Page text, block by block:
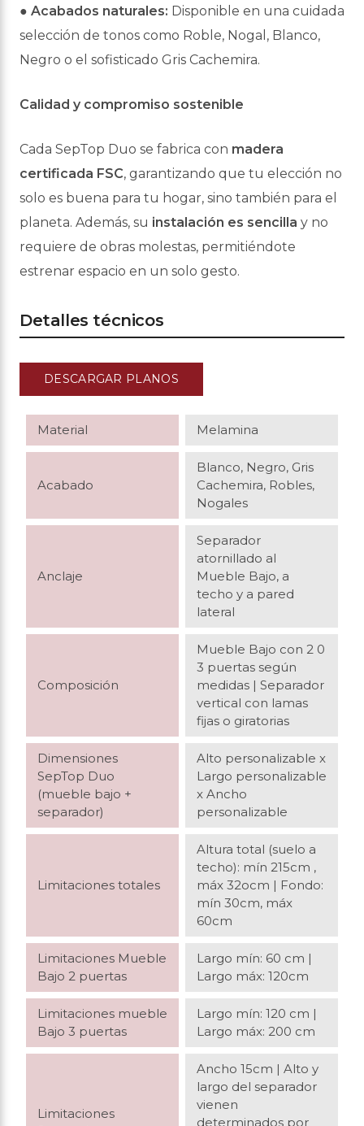
● Acabados naturales: Disponible en una cuidada
selección de tonos como Roble, Nogal, Blanco,
Negro o el sofisticado Gris Cachemira.
Calidad y compromiso sostenible
Cada SepTop Duo se fabrica con madera
certificada FSC, garantizando que tu elección no
solo es buena para tu hogar, sino también para el
planeta. Además, su instalación es sencilla y no
requiere de obras molestas, permitiéndote
estrenar espacio en un solo gesto.
Detalles técnicos
DESCARGAR PLANOS
Material Melamina
Acabado
Blanco, Negro, Gris
Cachemira, Robles,
Nogales
Anclaje
Separador
atornillado al
Mueble Bajo, a
techo y a pared
lateral
Composición
Mueble Bajo con 2 0
3 puertas según
medidas | Separador
vertical con lamas
fijas o giratorias
Dimensiones
SepTop Duo
(mueble bajo +
separador)
Alto personalizable x
Largo personalizable
x Ancho
personalizable
Limitaciones totales
Altura total (suelo a
techo): mín 215cm ,
máx 32ocm | Fondo:
mín 30cm, máx
60cm
Limitaciones Mueble
Bajo 2 puertas
Largo mín: 60 cm |
Largo máx: 120cm
Limitaciones mueble
Bajo 3 puertas
Largo mín: 120 cm |
Largo máx: 200 cm
Limitaciones
Ancho 15cm | Alto y
largo del separador
vienen
determinados por